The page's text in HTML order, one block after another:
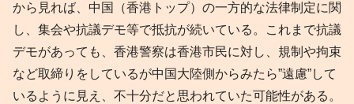
から見れば、中国（香港トップ）の一方的な法律制定に関
し、集会や抗議デモ等で抵抗が続いている。これまで抗議
デモがあっても、香港警察は香港市民に対し、規制や拘束
など取締りをしているが中国大陸側からみたら”遠慮”して
いるように見え、不十分だと思われていた可能性がある。